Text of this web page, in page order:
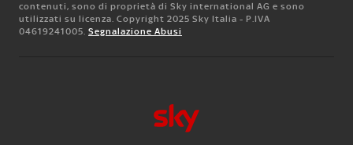
contenuti, sono di proprietà di Sky international AG e sono
utilizzati su licenza. Copyright 2025 Sky Italia - P.IVA
04619241005. Segnalazione Abusi